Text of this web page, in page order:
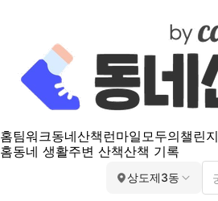
홈팀워크동네산책 런마일모두의챌린지
홈동네 생활주변 산책산책 기록
상도제3동